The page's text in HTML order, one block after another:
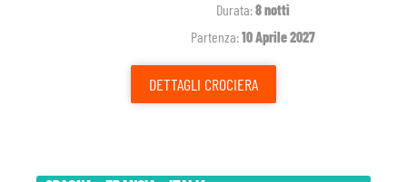
Durata:8 notti
Partenza:10 Aprile 2027
DETTAGLI CROCIERA